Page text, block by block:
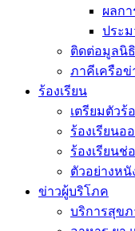
ผลก
ประม
ติดต่อมูลนิธิ
ภาคีเครือข่
ร้องเรียน
เตรียมตัวร้
ร้องเรียนอ
ร้องเรียนช่
ตัวอย่างห
ข่าวผู้บริโภค
บริการสุข